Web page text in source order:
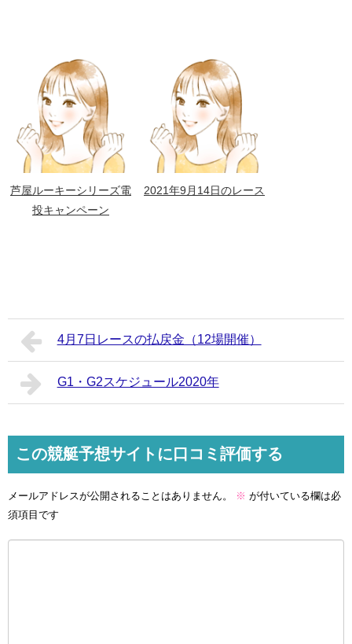
芦屋ルーキーシリーズ電
投キャンペーン
2021年9月14日のレース
4月7日レースの払戻金（12場開催）
G1・G2スケジュール2020年
この競艇予想サイトに口コミ評価する
メールアドレスが公開されることはありません。 ※ が付いている欄は必
須項目です